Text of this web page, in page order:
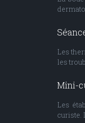
Les
les
Mini-
Les
curiste.